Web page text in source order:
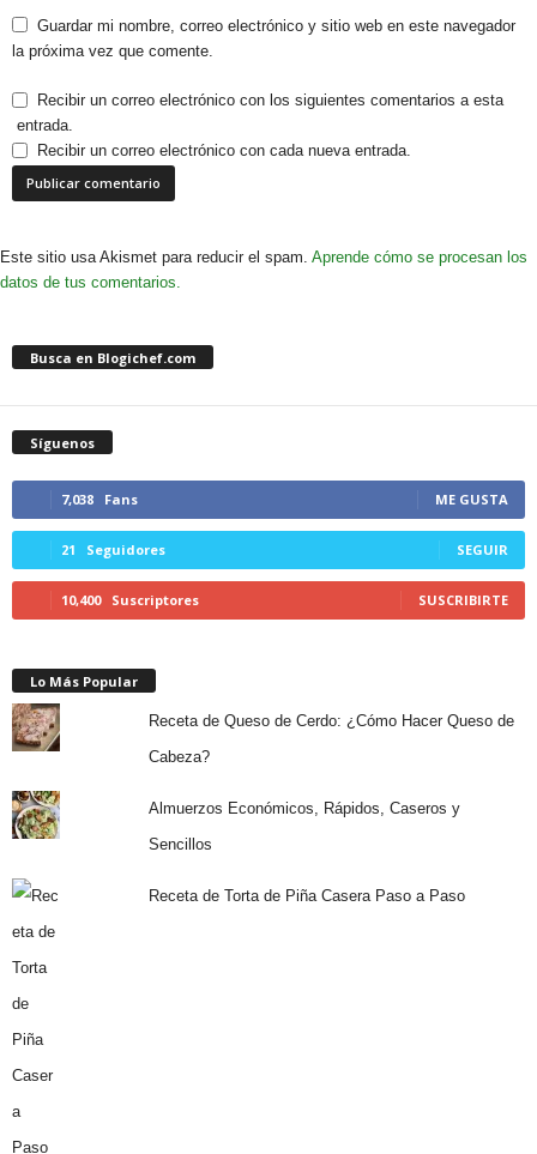
Guardar mi nombre, correo electrónico y sitio web en este navegador
la próxima vez que comente.
Recibir un correo electrónico con los siguientes comentarios a esta
entrada.
Recibir un correo electrónico con cada nueva entrada.
Este sitio usa Akismet para reducir el spam. Aprende cómo se procesan los
datos de tus comentarios.
Busca en Blogichef.com
Síguenos
7,038 Fans ME GUSTA
21 Seguidores SEGUIR
10,400 Suscriptores SUSCRIBIRTE
Lo Más Popular
Receta de Queso de Cerdo: ¿Cómo Hacer Queso de
Cabeza?
Almuerzos Económicos, Rápidos, Caseros y
Sencillos
Receta de Torta de Piña Casera Paso a Paso